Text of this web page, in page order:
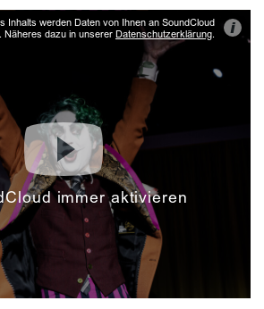
Inhalts werden Daten von Ihnen an SoundCloud
Näheres dazu in unserer Datenschutzerklärung. i
immer aktivieren